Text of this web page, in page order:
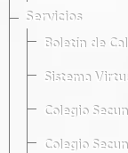
Servicios
Boletín de
Sistema
Colegio
Colegio